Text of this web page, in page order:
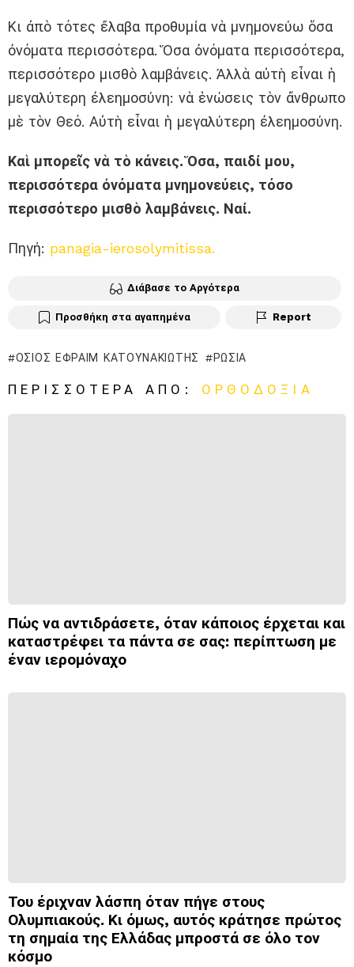
Κι ἀπὸ τότες ἔλαβα προθυμία νὰ μνημονεύω ὅσα
ὀνόματα περισσότερα. Ὅσα ὀνόματα περισσότερα,
περισσότερο μισθὸ λαμβάνεις. Ἀλλὰ αὐτὴ εἶναι ἡ
μεγαλύτερη ἐλεημοσύνη: νὰ ἑνώσεις τὸν ἄνθρωπο
μὲ τὸν Θεό. Αὐτὴ εἶναι ἡ μεγαλύτερη ἐλεημοσύνη.
Καὶ μπορεῖς νὰ τὸ κάνεις. Ὅσα, παιδί μου,
περισσότερα ὀνόματα μνημονεύεις, τόσο
περισσότερο μισθὸ λαμβάνεις. Ναί.
Πηγή: panagia-ierosolymitissa.
Διάβασε το Αργότερα
Προσθήκη στα αγαπημένα Report
ΌΣΙΟΣ ΕΦΡΑΊΜ ΚΑΤΟΥΝΑΚΙΏΤΗΣ ΡΩΣΊΑ
ΠΕΡΙΣΣΌΤΕΡΑ ΑΠΌ: ΟΡΘΟΔΟΞΊΑ
Πώς να αντιδράσετε, όταν κάποιος έρχεται και
καταστρέφει τα πάντα σε σας: περίπτωση με
έναν ιερομόναχο
Του έριχναν λάσπη όταν πήγε στους
Ολυμπιακούς. Κι όμως, αυτός κράτησε πρώτος
τη σημαία της Ελλάδας μπροστά σε όλο τον
κόσμο